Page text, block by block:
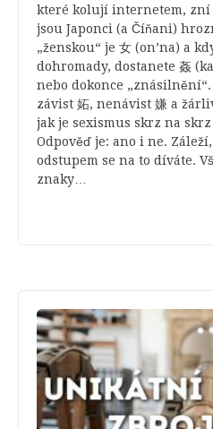
které kolují internetem, zní
jsou Japonci (a Číňani)
„ženskou“ je 女 (on’na) a
dohromady, dostanete 姦
nebo dokonce
závist 妬, nenávist 嫌 a
jak je sexismus skrz na skrz
Odpověď je: ano i ne.
odstupem se na to díváte.
znaky…